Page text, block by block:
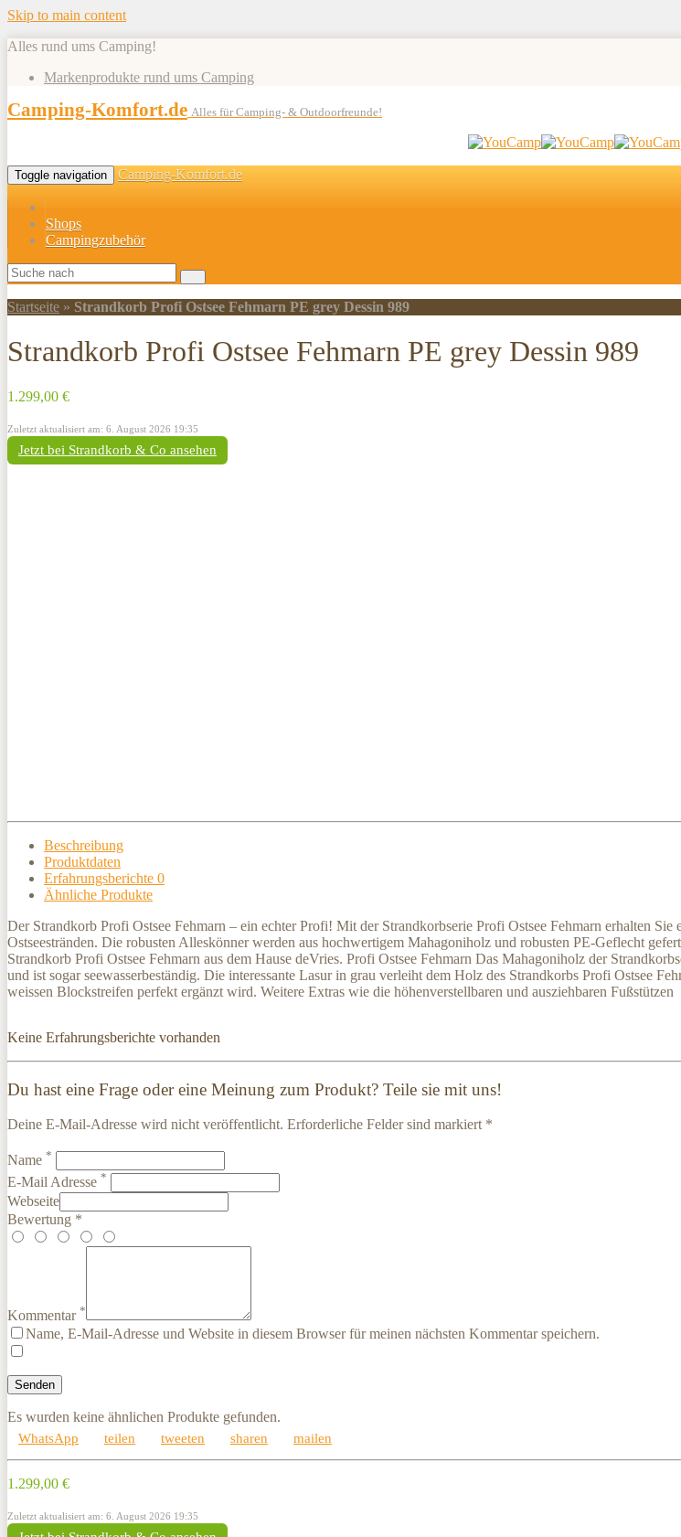
Skip to main content
Alles rund ums Camping!
Markenprodukte rund ums Camping
Camping-Komfort.de Alles für Camping- & Outdoorfreunde!
Toggle navigation Camping-Komfort.de
Shops
Campingzubehör
Startseite » Strandkorb Profi Ostsee Fehmarn PE grey Dessin 989
Strandkorb Profi Ostsee Fehmarn PE grey Dessin 989
1.299,00 €
Zuletzt aktualisiert am: 6. August 2026 19:35
Jetzt bei Strandkorb & Co ansehen
Beschreibung
Produktdaten
Erfahrungsberichte 0
Ähnliche Produkte
Der Strandkorb Profi Ostsee Fehmarn – ein echter Profi! Mit der Strandkorbserie Profi Ostsee Fehmarn erhalten
Ostseestränden. Die robusten Alleskönner werden aus hochwertigem Mahagoniholz und robusten PE-Geflecht
Strandkorb Profi Ostsee Fehmarn aus dem Hause deVries. Profi Ostsee Fehmarn Das Mahagoniholz der
und ist sogar seewasserbeständig. Die interessante Lasur in grau verleiht dem Holz des Strandkorbs Profi Ostsee
weissen Blockstreifen perfekt ergänzt wird. Weitere Extras wie die höhenverstellbaren und ausziehbaren Fußstützen
Keine Erfahrungsberichte vorhanden
Du hast eine Frage oder eine Meinung zum Produkt? Teile sie mit uns!
Deine E-Mail-Adresse wird nicht veröffentlicht. Erforderliche Felder sind markiert *
Name *
E-Mail Adresse *
Webseite
Bewertung *
Kommentar *
Name, E-Mail-Adresse und Website in diesem Browser für meinen nächsten Kommentar speichern.
Es wurden keine ähnlichen Produkte gefunden.
WhatsApp teilen tweeten sharen mailen
1.299,00 €
Zuletzt aktualisiert am: 6. August 2026 19:35